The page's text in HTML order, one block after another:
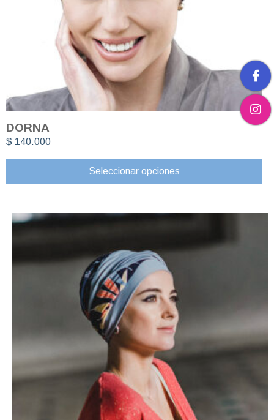
DORNA
$ 140.000
Seleccionar opciones